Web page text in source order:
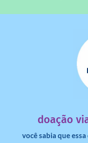
doação
você sabia que
dinheiro